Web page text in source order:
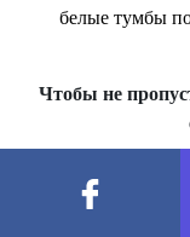
белые тумбы
Чтобы не